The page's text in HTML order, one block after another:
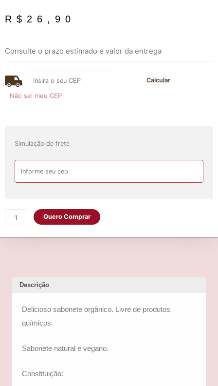
R$ 26,90
Consulte o prazo estimado e valor da entrega
Não sei meu CEP
Simulação de frete
artesanal
Quero Comprar
Descrição
Delicioso sabonete orgânico. Livre de produtos
químicos.
Sabonete natural e vegano.
Constituição: